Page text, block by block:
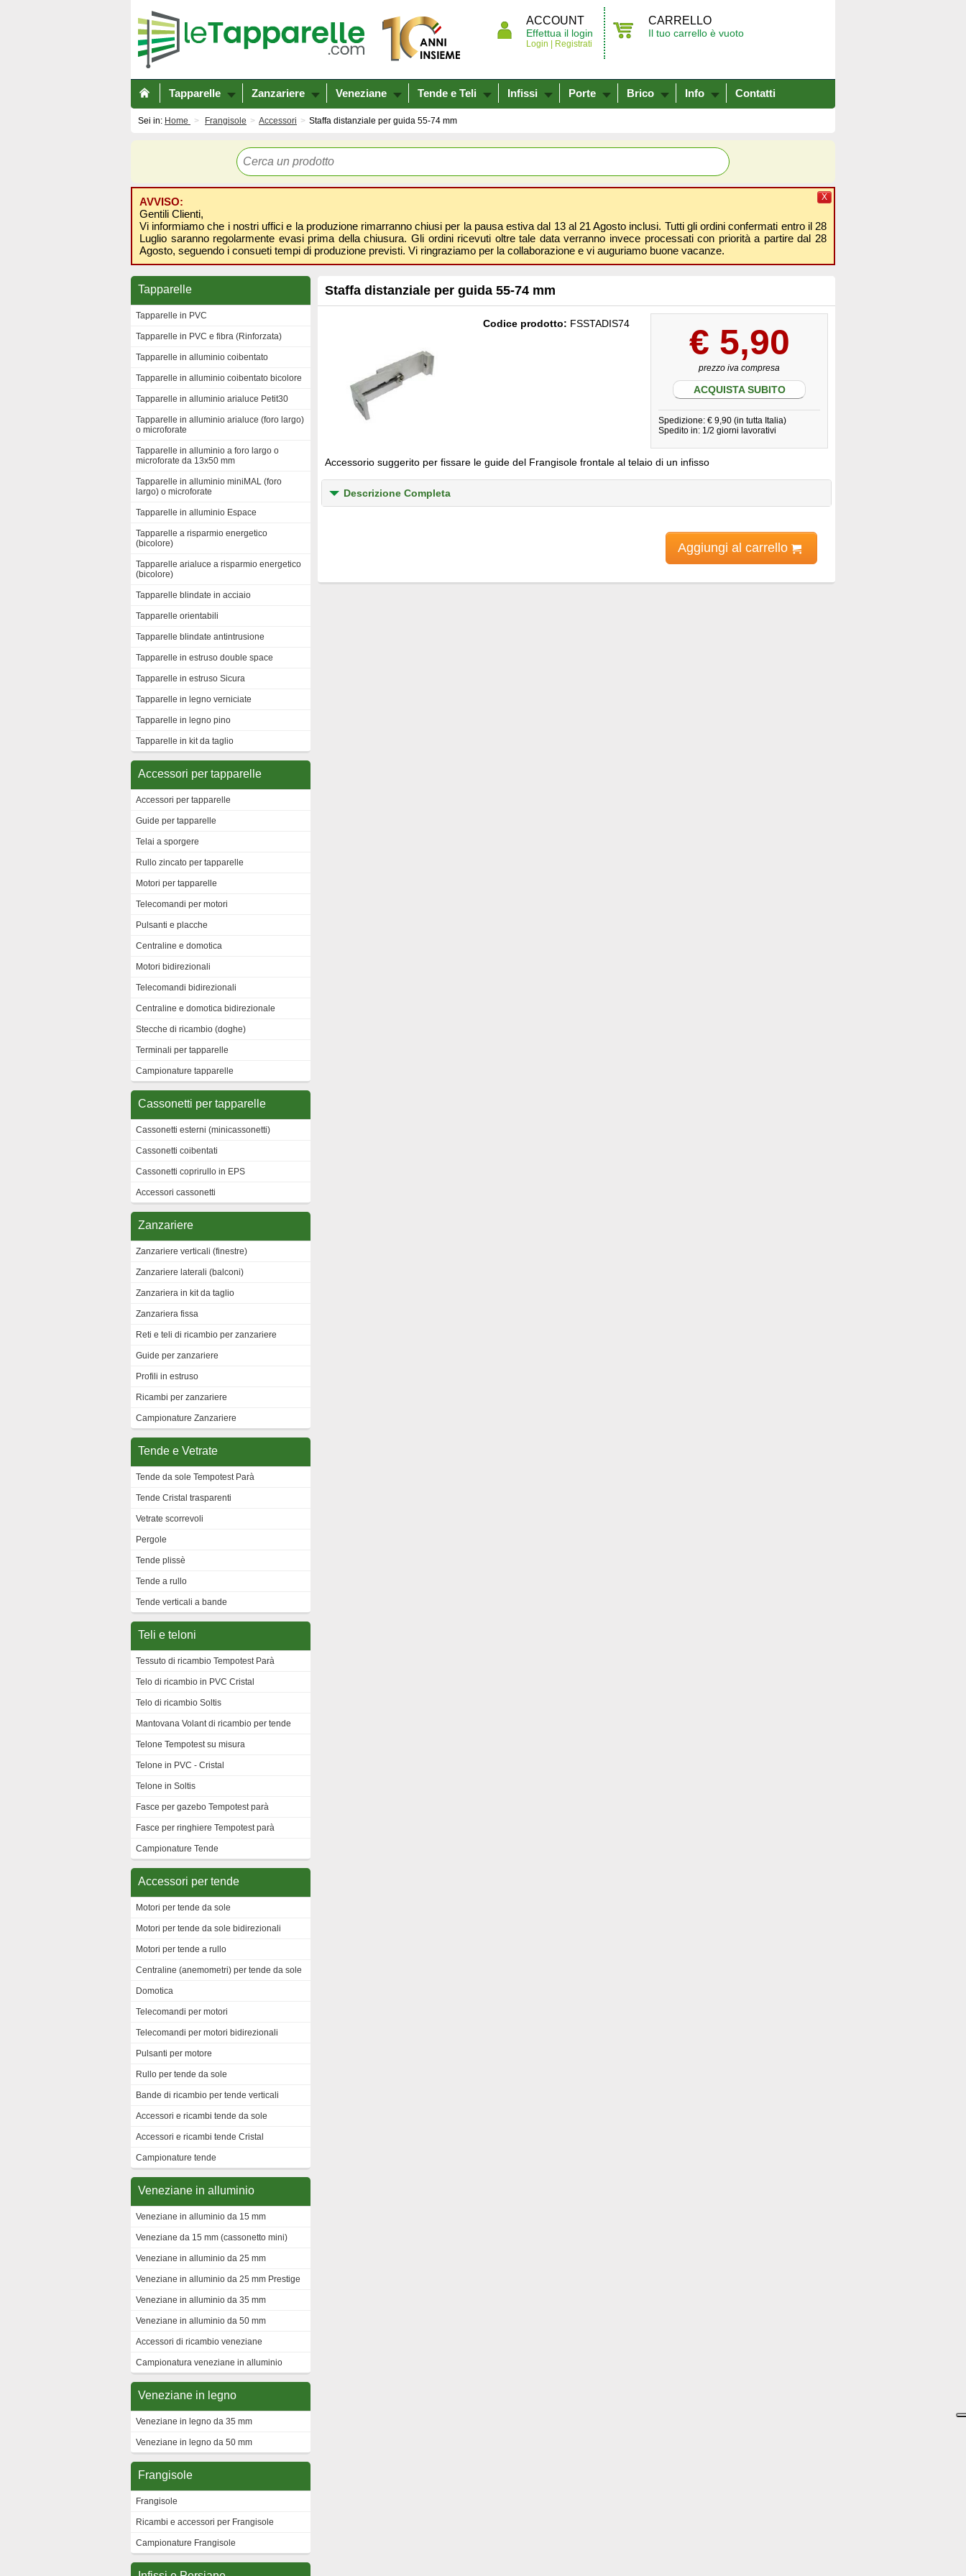
ACCOUNT
Effettua il login
Login | Registrati
CARRELLO
Il tuo carrello è vuoto
Tapparelle Zanzariere Veneziane Tende e Teli Infissi Porte Brico Info Contatti
Sei in: Home Frangisole Accessori Staffa distanziale per guida 55-74 mm
AVVISO:
Gentili Clienti,
Vi informiamo che i nostri uffici e la produzione rimarranno chiusi per la pausa estiva dal 13 al 21 Agosto inclusi. Tutti gli ordini confermati entro il 28
Luglio saranno regolarmente evasi prima della chiusura. Gli ordini ricevuti oltre tale data verranno invece processati con priorità a partire dal 28
Agosto, seguendo i consueti tempi di produzione previsti. Vi ringraziamo per la collaborazione e vi auguriamo buone vacanze.
X
Tapparelle
Tapparelle in PVC
Tapparelle in PVC e fibra (Rinforzata)
Tapparelle in alluminio coibentato
Tapparelle in alluminio coibentato bicolore
Tapparelle in alluminio arialuce Petit30
Tapparelle in alluminio arialuce (foro largo)
o microforate
Tapparelle in alluminio a foro largo o
microforate da 13x50 mm
Tapparelle in alluminio miniMAL (foro
largo) o microforate
Tapparelle in alluminio Espace
Tapparelle a risparmio energetico
(bicolore)
Tapparelle arialuce a risparmio energetico
(bicolore)
Tapparelle blindate in acciaio
Tapparelle orientabili
Tapparelle blindate antintrusione
Tapparelle in estruso double space
Tapparelle in estruso Sicura
Tapparelle in legno verniciate
Tapparelle in legno pino
Tapparelle in kit da taglio
Accessori per tapparelle
Accessori per tapparelle
Guide per tapparelle
Telai a sporgere
Rullo zincato per tapparelle
Motori per tapparelle
Telecomandi per motori
Pulsanti e placche
Centraline e domotica
Motori bidirezionali
Telecomandi bidirezionali
Centraline e domotica bidirezionale
Stecche di ricambio (doghe)
Terminali per tapparelle
Campionature tapparelle
Cassonetti per tapparelle
Cassonetti esterni (minicassonetti)
Cassonetti coibentati
Cassonetti coprirullo in EPS
Accessori cassonetti
Zanzariere
Zanzariere verticali (finestre)
Zanzariere laterali (balconi)
Zanzariera in kit da taglio
Zanzariera fissa
Reti e teli di ricambio per zanzariere
Guide per zanzariere
Profili in estruso
Ricambi per zanzariere
Campionature Zanzariere
Tende e Vetrate
Tende da sole Tempotest Parà
Tende Cristal trasparenti
Vetrate scorrevoli
Pergole
Tende plissè
Tende a rullo
Tende verticali a bande
Teli e teloni
Tessuto di ricambio Tempotest Parà
Telo di ricambio in PVC Cristal
Telo di ricambio Soltis
Mantovana Volant di ricambio per tende
Telone Tempotest su misura
Telone in PVC - Cristal
Telone in Soltis
Fasce per gazebo Tempotest parà
Fasce per ringhiere Tempotest parà
Campionature Tende
Accessori per tende
Motori per tende da sole
Motori per tende da sole bidirezionali
Motori per tende a rullo
Centraline (anemometri) per tende da sole
Domotica
Telecomandi per motori
Telecomandi per motori bidirezionali
Pulsanti per motore
Rullo per tende da sole
Bande di ricambio per tende verticali
Accessori e ricambi tende da sole
Accessori e ricambi tende Cristal
Campionature tende
Veneziane in alluminio
Veneziane in alluminio da 15 mm
Veneziane da 15 mm (cassonetto mini)
Veneziane in alluminio da 25 mm
Veneziane in alluminio da 25 mm Prestige
Veneziane in alluminio da 35 mm
Veneziane in alluminio da 50 mm
Accessori di ricambio veneziane
Campionatura veneziane in alluminio
Veneziane in legno
Veneziane in legno da 35 mm
Veneziane in legno da 50 mm
Frangisole
Frangisole
Ricambi e accessori per Frangisole
Campionature Frangisole
Staffa distanziale per guida 55-74 mm
Codice prodotto: FSSTADIS74 € 5,90
prezzo iva compresa
ACQUISTA SUBITO
Spedizione: € 9,90 (in tutta Italia)
Spedito in: 1/2 giorni lavorativi
Accessorio suggerito per fissare le guide del Frangisole frontale al telaio di un infisso
Descrizione Completa
Aggiungi al carrello